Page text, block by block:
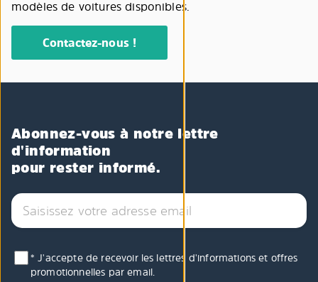
modèles de voitures disponibles.
Contactez-nous !
Abonnez-vous à notre lettre
d'information
pour rester informé.
* J'accepte de recevoir les lettres d'informations et offres
promotionnelles par email.